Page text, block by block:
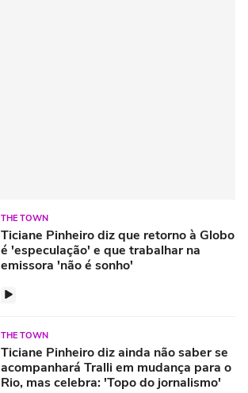
THE TOWN
Ticiane Pinheiro diz que retorno à Globo
é 'especulação' e que trabalhar na
emissora 'não é sonho'
THE TOWN
Ticiane Pinheiro diz ainda não saber se
acompanhará Tralli em mudança para o
Rio, mas celebra: 'Topo do jornalismo'